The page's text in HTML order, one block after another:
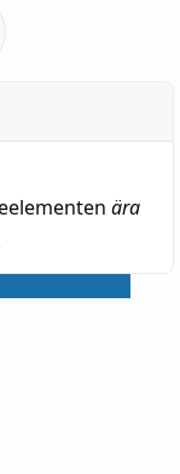
ära